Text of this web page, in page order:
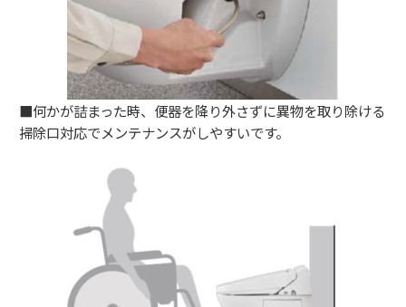
■何かが詰まった時、便器を降り外さずに異物を取り除ける
掃除口対応でメンテナンスがしやすいです。